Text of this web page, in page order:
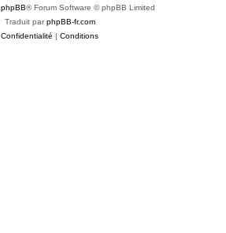
phpBB® Forum Software © phpBB Limited
Traduit parphpBB-fr.com
Confidentialité | Conditions